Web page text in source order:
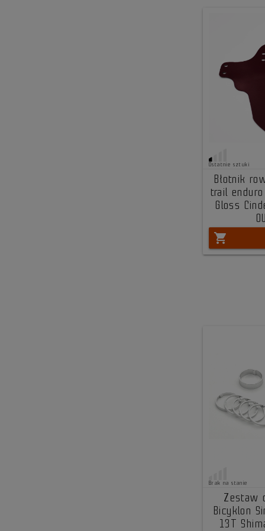
Ostatnie sztuki
Błotnik
trail
Gloss
shopping_cart
Brak na stanie
Zestaw
Bicyklon
13T